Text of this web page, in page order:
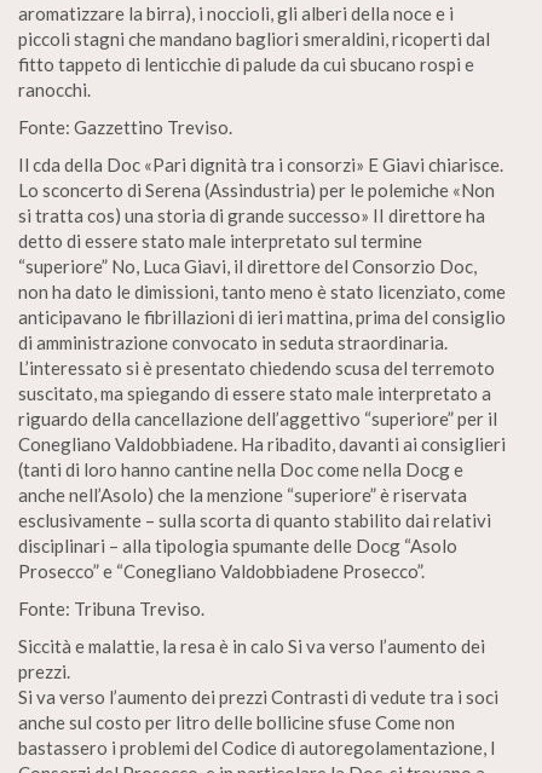
aromatizzare la birra), i noccioli, gli alberi della noce e i
piccoli stagni che mandano bagliori smeraldini, ricoperti dal
fitto tappeto di lenticchie di palude da cui sbucano rospi e
ranocchi.
Fonte: Gazzettino Treviso.
Il cda della Doc «Pari dignità tra i consorzi» E Giavi chiarisce.
Lo sconcerto di Serena (Assindustria) per le polemiche «Non
si tratta cos) una storia di grande successo» II direttore ha
detto di essere stato male interpretato sul termine
“superiore” No, Luca Giavi, il direttore del Consorzio Doc,
non ha dato le dimissioni, tanto meno è stato licenziato, come
anticipavano le fibrillazioni di ieri mattina, prima del consiglio
di amministrazione convocato in seduta straordinaria.
L’interessato si è presentato chiedendo scusa del terremoto
suscitato, ma spiegando di essere stato male interpretato a
riguardo della cancellazione dell’aggettivo “superiore” per il
Conegliano Valdobbiadene. Ha ribadito, davanti ai consiglieri
(tanti di loro hanno cantine nella Doc come nella Docg e
anche nell’Asolo) che la menzione “superiore” è riservata
esclusivamente – sulla scorta di quanto stabilito dai relativi
disciplinari – alla tipologia spumante delle Docg “Asolo
Prosecco” e “Conegliano Valdobbiadene Prosecco”.
Fonte: Tribuna Treviso.
Siccità e malattie, la resa è in calo Si va verso l’aumento dei
prezzi.
Si va verso l’aumento dei prezzi Contrasti di vedute tra i soci
anche sul costo per litro delle bollicine sfuse Come non
bastassero i problemi del Codice di autoregolamentazione, I